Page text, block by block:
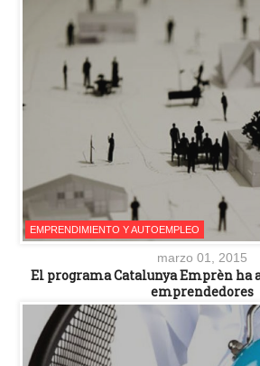
EMPRENDIMIENTO Y AUTOEMPLEO
marzo 01, 2015
El programa Catalunya Emprèn ha
emprendedores